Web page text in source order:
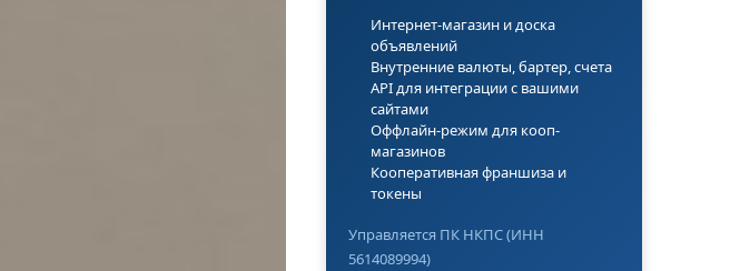
Интернет-магазин и доска
объявлений
Внутренние валюты, бартер, счета
API для интеграции с вашими
сайтами
Оффлайн-режим для кооп-
магазинов
Кооперативная франшиза и
токены
Управляется ПК НКПС (ИНН
5614089994)